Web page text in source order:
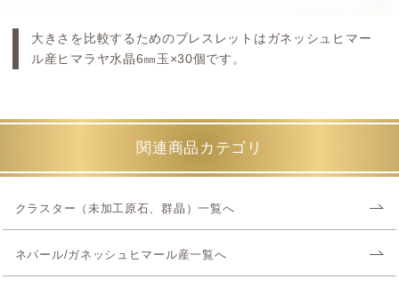
大きさを比較するためのブレスレットはガネッシュヒマー
ル産ヒマラヤ水晶6㎜玉×30個です。
関連商品カテゴリ
クラスター（未加工原石、群晶）一覧へ
ネパール/ガネッシュヒマール産一覧へ